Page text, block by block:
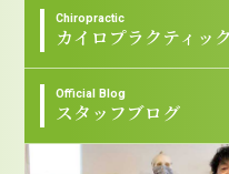
Chiropractic
カイロプラクティッ
Official Blog
スタッフブログ